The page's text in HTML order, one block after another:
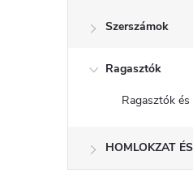
Szerszámok
Ragasztók
Ragasztók
HOMLOKZAT